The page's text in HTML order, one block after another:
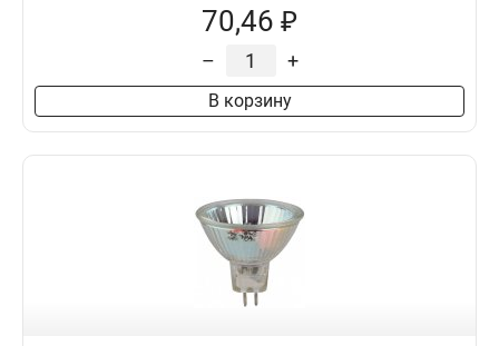
70,46 ₽
– +
В корзину